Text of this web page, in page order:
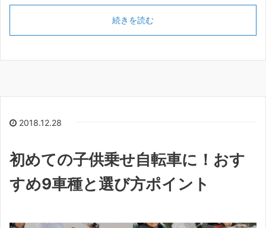
続きを読む
2018.12.28
初めての子供乗せ自転車に！おす
すめ9車種と選び方ポイント